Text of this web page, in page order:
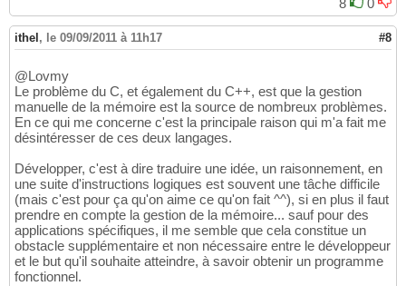
8
0
ithel , le 09/09/2011 à 11h17 #8
@Lovmy
Le problème du C, et également du C++, est que la gestion
manuelle de la mémoire est la source de nombreux problèmes.
En ce qui me concerne c'est la principale raison qui m'a fait me
désintéresser de ces deux langages.
Développer, c'est à dire traduire une idée, un raisonnement, en
une suite d'instructions logiques est souvent une tâche difficile
(mais c'est pour ça qu'on aime ce qu'on fait ^^), si en plus il faut
prendre en compte la gestion de la mémoire... sauf pour des
applications spécifiques, il me semble que cela constitue un
obstacle supplémentaire et non nécessaire entre le développeur
et le but qu'il souhaite atteindre, à savoir obtenir un programme
fonctionnel.